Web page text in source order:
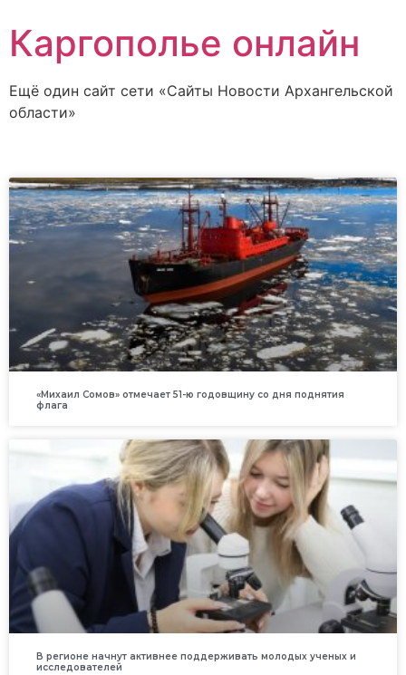
Каргополье онлайн
Ещё один сайт сети «Сайты Новости Архангельской
области»
«Михаил Сомов» отмечает 51-ю годовщину со дня поднятия
флага
В регионе начнут активнее поддерживать молодых ученых и
исследователей